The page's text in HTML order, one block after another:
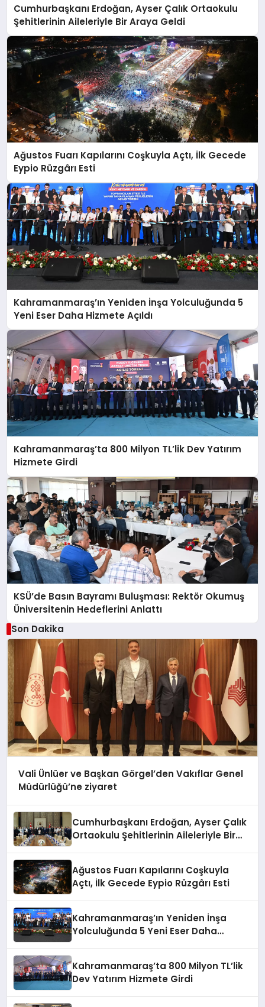
Cumhurbaşkanı Erdoğan, Ayser Çalık Ortaokulu
Şehitlerinin Aileleriyle Bir Araya Geldi
Ağustos Fuarı Kapılarını Coşkuyla Açtı, İlk Gecede
Eypio Rüzgârı Esti
Kahramanmaraş’ın Yeniden İnşa Yolculuğunda 5
Yeni Eser Daha Hizmete Açıldı
Kahramanmaraş’ta 800 Milyon TL’lik Dev Yatırım
Hizmete Girdi
KSÜ’de Basın Bayramı Buluşması: Rektör Okumuş
Üniversitenin Hedeflerini Anlattı
Son Dakika
Vali Ünlüer ve Başkan Görgel’den Vakıflar Genel
Müdürlüğü’ne ziyaret
Cumhurbaşkanı Erdoğan, Ayser Çalık
Ortaokulu Şehitlerinin Aileleriyle Bir
Ağustos Fuarı Kapılarını Coşkuyla
Açtı, İlk Gecede Eypio Rüzgârı Esti
Kahramanmaraş’ın Yeniden İnşa
Yolculuğunda 5 Yeni Eser Daha
Kahramanmaraş’ta 800 Milyon TL’lik
Dev Yatırım Hizmete Girdi